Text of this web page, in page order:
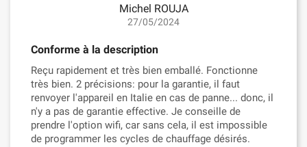
Michel ROUJA
27/05/2024
Conforme à la description
Reçu rapidement et très bien emballé. Fonctionne
très bien. 2 précisions: pour la garantie, il faut
renvoyer l'appareil en Italie en cas de panne... donc, il
n'y a pas de garantie effective. Je conseille de
prendre l'option wifi, car sans cela, il est impossible
de programmer les cycles de chauffage désirés.